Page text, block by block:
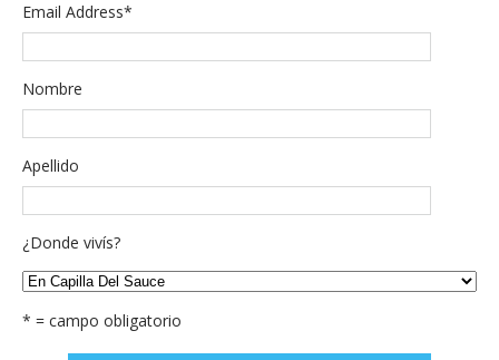
Email Address*
Nombre
Apellido
¿Donde vivís?
* = campo obligatorio